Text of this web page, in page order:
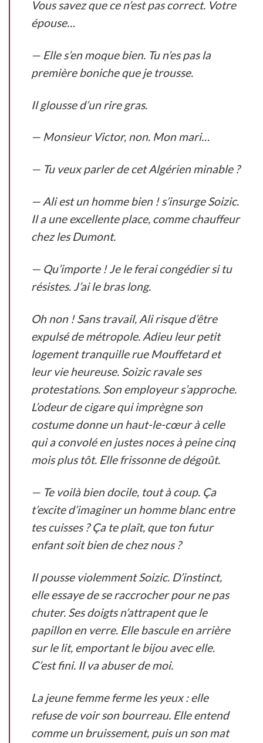
Vous savez que ce n’est pas correct. Votre
épouse…
— Elle s’en moque bien. Tu n’es pas la
première boniche que je trousse.
Il glousse d’un rire gras.
— Monsieur Victor, non. Mon mari…
— Tu veux parler de cet Algérien minable ?
— Ali est un homme bien ! s’insurge Soizic.
Il a une excellente place, comme chauffeur
chez les Dumont.
— Qu’importe ! Je le ferai congédier si tu
résistes. J’ai le bras long.
Oh non !Sans travail, Ali risque d’être
expulsé de métropole. Adieu leur petit
logement tranquille rue Mouffetard et
leur vie heureuse. Soizic ravale ses
protestations. Son employeur s’approche.
L’odeur de cigare qui imprègne son
costume donne un haut-le-cœur à celle
qui a convolé en justes noces à peine cinq
mois plus tôt. Elle frissonne de dégoût.
— Te voilà bien docile, tout à coup. Ça
t’excite d’imaginer un homme blanc entre
tes cuisses ? Ça te plaît, que ton futur
enfant soit bien de chez nous ?
Il pousse violemment Soizic. D’instinct,
elle essaye de se raccrocher pour ne pas
chuter. Ses doigts n’attrapent que le
papillon en verre. Elle bascule en arrière
sur le lit, emportant le bijou avec elle.
C’est fini. Il va abuser de moi.
La jeune femme ferme les yeux : elle
refuse de voir son bourreau. Elle entend
comme un bruissement, puis un son mat